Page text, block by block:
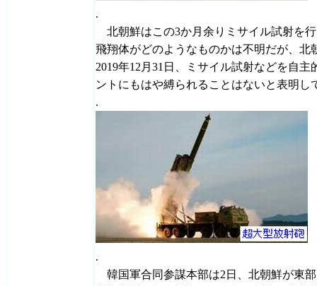
.
北朝鮮はこの3か月余りミサイル試射を
飛翔体がどのようなものかは不明だが、北
2019年12月31日、ミサイル試射などを自
ントにもはや縛られることはないと表明し
.
.
韓国軍合同参謀本部は2日、北朝鮮が東